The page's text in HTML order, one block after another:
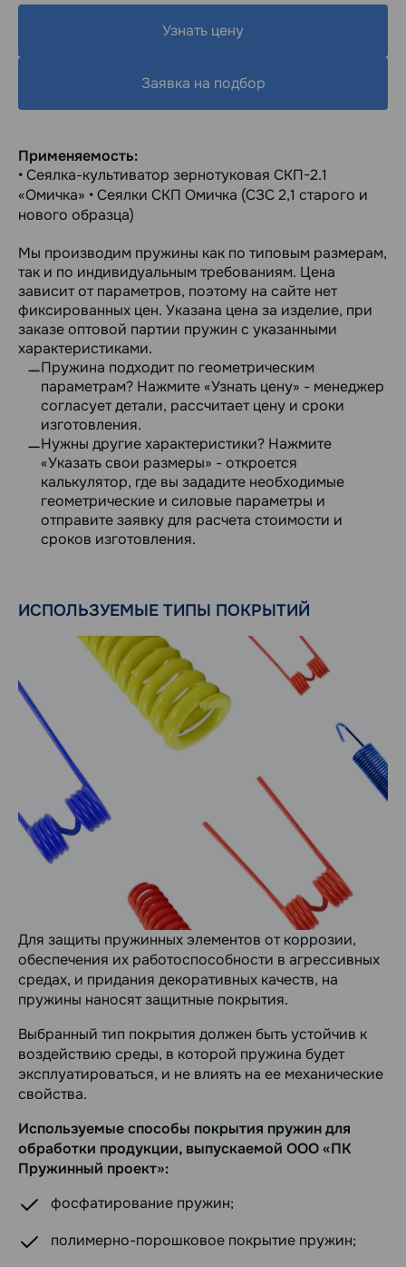
Узнать цену
Заявка на подбор
Применяемость:
• Сеялка-культиватор зернотуковая СКП-2.1
«Омичка» • Сеялки СКП Омичка (СЗС 2,1 старого и
нового образца)
Мы производим пружины как по типовым размерам,
так и по индивидуальным требованиям. Цена
зависит от параметров, поэтому на сайте нет
фиксированных цен. Указана цена за изделие, при
заказе оптовой партии пружин с указанными
характеристиками.
Пружина подходит по геометрическим
параметрам? Нажмите «Узнать цену» - менеджер
согласует детали, рассчитает цену и сроки
изготовления.
Нужны другие характеристики? Нажмите
«Указать свои размеры» - откроется
калькулятор, где вы зададите необходимые
геометрические и силовые параметры и
отправите заявку для расчета стоимости и
сроков изготовления.
ИСПОЛЬЗУЕМЫЕ ТИПЫ ПОКРЫТИЙ
Для защиты пружинных элементов от коррозии,
обеспечения их работоспособности в агрессивных
средах, и придания декоративных качеств, на
пружины наносят защитные покрытия.
Выбранный тип покрытия должен быть устойчив к
воздействию среды, в которой пружина будет
эксплуатироваться, и не влиять на ее механические
свойства.
Используемые способы покрытия пружин для
обработки продукции, выпускаемой ООО «ПК
Пружинный проект»:
фосфатирование пружин;
полимерно-порошковое покрытие пружин;